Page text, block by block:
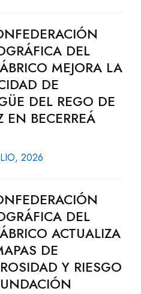
DEL
MEJORA LA
DE
DEL REGO DE
EN BECERREÁ
2026
DEL
ACTUALIZA
DE
Y RIESGO